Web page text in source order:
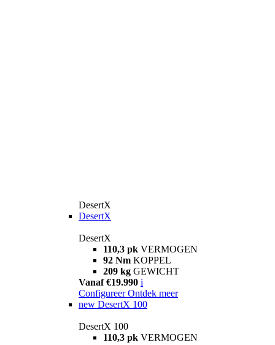
DesertX
DesertX
DesertX
110,3 pk VERMOGEN
92 Nm KOPPEL
209 kg GEWICHT
Vanaf €19.990 i
Configureer Ontdek meer
new DesertX 100
DesertX 100
110,3 pk VERMOGEN